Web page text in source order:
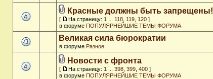
Красные должны быть запрещены!
[ На страницу: 1 118 119 120 ]
в форуме ПОПУЛЯРНЕЙШИЕ ТЕМЫ ФОРУМА
Великая сила бюрократии
в форуме Разное
Новости с фронта
[ На страницу: 1 398 399 400 ]
в форуме ПОПУЛЯРНЕЙШИЕ ТЕМЫ ФОРУМА